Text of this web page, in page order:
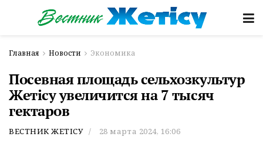
Главная Новости Экономика
Посевная площадь сельхозкультур
Жетісу увеличится на 7 тысяч
гектаров
ВЕСТНИК ЖЕТІСУ 28 марта 2024, 16:06